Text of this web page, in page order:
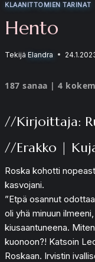
KLAANITTOMIEN TARINAT
Hento
Tekijä Elandra
187 sanaa | 4
//Kirjoittaja:
//Erakko |
Roska kohotti
kasvojani.
”Etpä osannut
oli yhä minuun
kiusaantuneena.
kuonoon?! Katsoin
Roskaan. Irvistin